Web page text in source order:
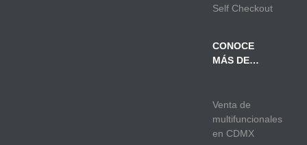
Self Checkout
CONOCE
MÁS DE…
Venta de
multifuncionales
en CDMX